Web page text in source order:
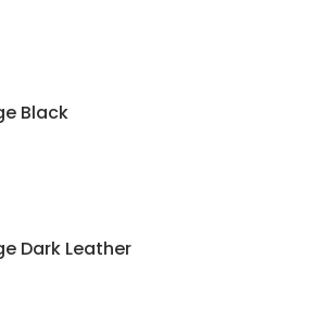
Black
Dark Leather